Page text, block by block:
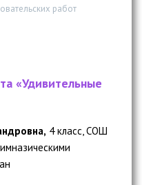
работ
«Удивительные
4 класс, СОШ